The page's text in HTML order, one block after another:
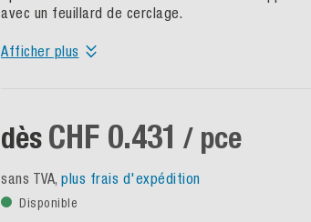
avec un feuillard de cerclage.
Afficher plus
dès CHF 0.431 / pce
sans TVA, plus frais d'expédition
Disponible